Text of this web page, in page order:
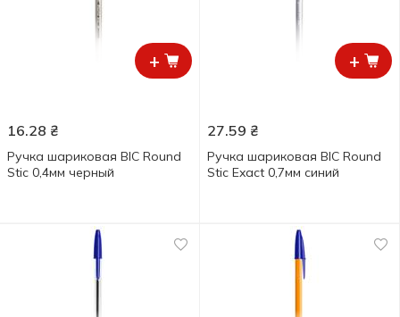
+
16.28 ₴
Ручка шариковая BIC Round
Stic 0,4мм черный
+
27.59 ₴
Ручка шариковая BIC Round
Stic Exact 0,7мм синий